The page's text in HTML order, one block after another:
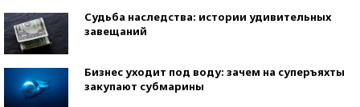
Судьба наследства: истории удивительных
завещаний
Бизнес уходит под воду: зачем на суперъяхты
закупают субмарины